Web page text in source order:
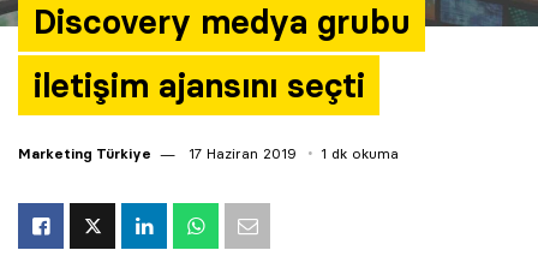
Discovery medya grubu
iletişim ajansını seçti
Marketing Türkiye 17 Haziran 2019 1 dk okuma